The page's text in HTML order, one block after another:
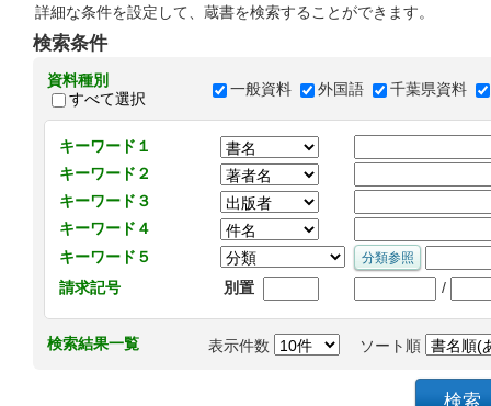
詳細な条件を設定して、蔵書を検索することができます。
検索条件
資料種別
すべて選択
一般資料 外国語 千葉県資料
キーワード１
キーワード２
キーワード３
キーワード４
キーワード５
請求記号
別置 /
検索結果一覧 表示件数 ソート順